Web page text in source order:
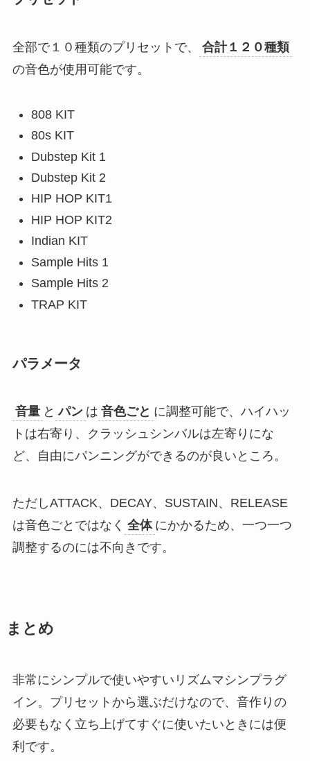
全部で１０種類のプリセットで、
合計１２０種類
の音色が使用可能です。
808 KIT
80s KIT
Dubstep Kit 1
Dubstep Kit 2
HIP HOP KIT1
HIP HOP KIT2
Indian KIT
Sample Hits 1
Sample Hits 2
TRAP KIT
パラメータ
音量 と パン は 音色ごと に調整可能で、ハイハッ
トは右寄り、クラッシュシンバルは左寄りにな
ど、自由にパンニングができるのが良いところ。
ただしATTACK、DECAY、SUSTAIN、RELEASE
は音色ごとではなく 全体 にかかるため、一つ一つ
調整するのには不向きです。
まとめ
非常にシンプルで使いやすいリズムマシンプラグ
イン。プリセットから選ぶだけなので、音作りの
必要もなく立ち上げてすぐに使いたいときには便
利です。